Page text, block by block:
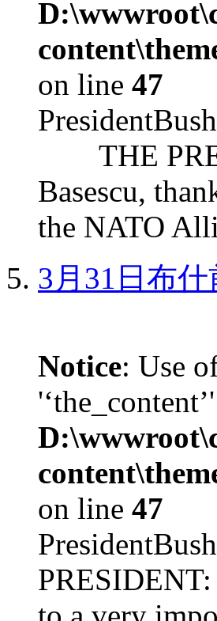
on line 47
THE
Basescu,
the NATO
3月31日布
Notice: Use
on line 47